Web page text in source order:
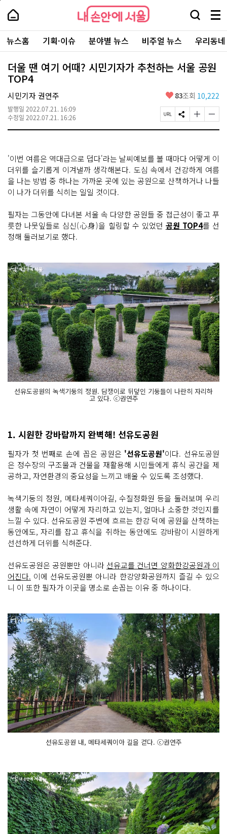
본
로
가
내
손
안
에
서
울
-
서
울
시
대
표
소
통
포
내
손
에
울
검
창
열
기
메
뉴
전
체
보
기
주
요
서
뉴스홈 기획·이슈 분야별 뉴스 비주얼 뉴스 우리동
더울 땐 여기 어때? 시민기자가 추천하는 서울 공원
TOP4
시민기자 권연주
발행일 2022.07.21. 16:09
수정일 2022.07.21. 16:26
좋
요
83조회 10,222
페
이
R
L
복
사
S
N
유
하
기
글
자
크
게
변
경
하
글
자
작
게
변
경
하
'이번 여름은 역대급으로 덥다'라는 날씨예보를 볼 때마다 어떻게 이
더위를 슬기롭게 이겨낼까 생각해본다. 도심 속에서 건강하게 여름
을 나는 방법 중 하나는 가까운 곳에 있는 공원으로 산책하거나 나들
이 나가 더위를 식히는 일일 것이다.
필자는 그동안에 다녀본 서울 속 다양한 공원들 중 접근성이 좋고 푸
릇한 나뭇잎들로 심신(心身)을 힐링할 수 있었던 공원 TOP4를 선
정해 둘러보기로 했다.
선유도공원의 녹색기둥의 정원. 담쟁이로 뒤덮인 기둥들이 나란히 자리하
고 있다. ⓒ권연주
1. 시원한 강바람까지 완벽해! 선유도공원
필자가 첫 번째로 손에 꼽은 공원은 '선유도공원'이다. 선유도공원
은 정수장의 구조물과 건물을 재활용해 시민들에게 휴식 공간을 제
공하고, 자연환경의 중요성을 느끼고 배울 수 있도록 조성했다.
녹색기둥의 정원, 메타세쿼이아길, 수질정화원 등을 둘러보며 우리
생활 속에 자연이 어떻게 자리하고 있는지, 얼마나 소중한 것인지를
느낄 수 있다. 선유도공원 주변에 흐르는 한강 덕에 공원을 산책하는
동안에도, 자리를 잡고 휴식을 취하는 동안에도 강바람이 시원하게
선선하게 더위를 식혀준다.
선유도공원은 공원뿐만 아니라 선유교를 건너면 양화한강공원과 이
어진다. 이에 선유도공원뿐 아니라 한강양화공원까지 즐길 수 있으
니 이 또한 필자가 이곳을 명소로 손꼽는 이유 중 하나이다.
선유도공원 내, 메타세쿼이아 길을 걷다. ⓒ권연주
페
상
단
로